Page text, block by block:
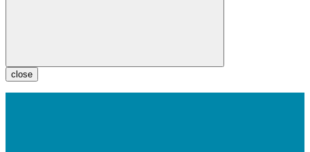
close